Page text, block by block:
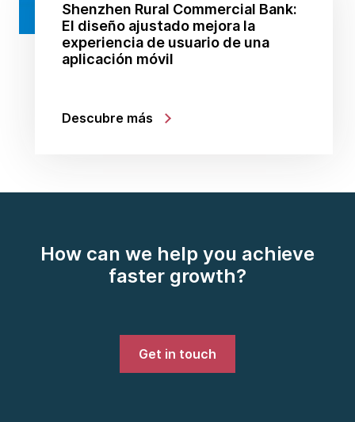
Shenzhen Rural Commercial Bank:
El diseño ajustado mejora la
experiencia de usuario de una
aplicación móvil
Descubre más
How can we help you achieve
faster growth?
Get in touch